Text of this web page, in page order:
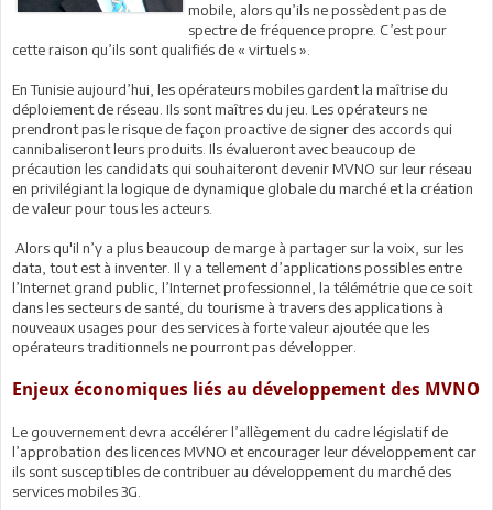
mobile, alors qu’ils ne possèdent pas de
spectre de fréquence propre. C’est pour
cette raison qu’ils sont qualifiés de « virtuels ».
En Tunisie aujourd’hui, les opérateurs mobiles gardent la maîtrise du
déploiement de réseau. Ils sont maîtres du jeu. Les opérateurs ne
prendront pas le risque de façon proactive de signer des accords qui
cannibaliseront leurs produits. Ils évalueront avec beaucoup de
précaution les candidats qui souhaiteront devenir MVNO sur leur réseau
en privilégiant la logique de dynamique globale du marché et la création
de valeur pour tous les acteurs.
Alors qu'il n’y a plus beaucoup de marge à partager sur la voix, sur les
data, tout est à inventer. Il y a tellement d’applications possibles entre
l’Internet grand public, l’Internet professionnel, la télémétrie que ce soit
dans les secteurs de santé, du tourisme à travers des applications à
nouveaux usages pour des services à forte valeur ajoutée que les
opérateurs traditionnels ne pourront pas développer.
Enjeux économiques liés au développement des MVNO
Le gouvernement devra accélérer l’allègement du cadre législatif de
l’approbation des licences MVNO et encourager leur développement car
ils sont susceptibles de contribuer au développement du marché des
services mobiles 3G.